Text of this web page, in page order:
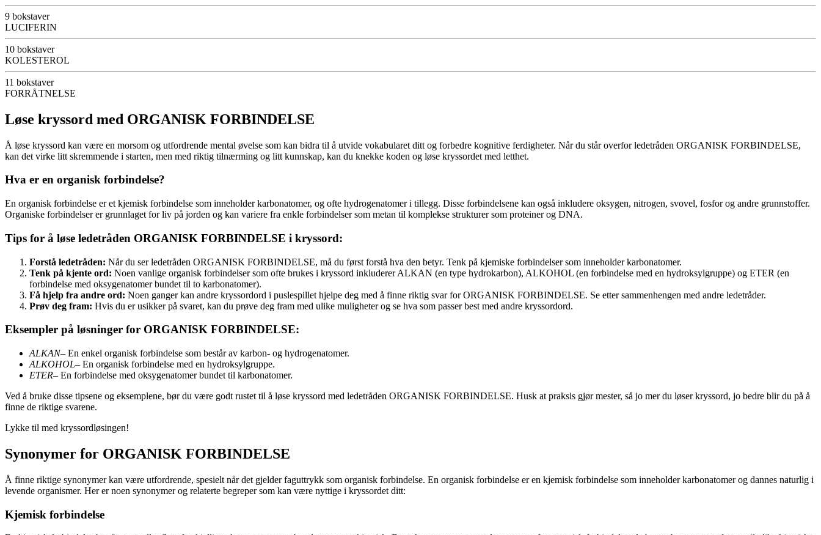
9 bokstaver
LUCIFERIN
10 bokstaver
KOLESTEROL
11 bokstaver
FORRÅTNELSE
Løse kryssord med ORGANISK FORBINDELSE
Å løse kryssord kan være en morsom og utfordrende mental øvelse som kan bidra til å utvide vokabularet ditt og forbedre kognitive ferdigheter. Når du står overfor ledetråden ORGANISK FORBINDELSE,
kan det virke litt skremmende i starten, men med riktig tilnærming og litt kunnskap, kan du knekke koden og løse kryssordet med letthet.
Hva er en organisk forbindelse?
En organisk forbindelse er et kjemisk forbindelse som inneholder karbonatomer, og ofte hydrogenatomer i tillegg. Disse forbindelsene kan også inkludere oksygen, nitrogen, svovel, fosfor og andre grunnstoffer.
Organiske forbindelser er grunnlaget for liv på jorden og kan variere fra enkle forbindelser som metan til komplekse strukturer som proteiner og DNA.
Tips for å løse ledetråden ORGANISK FORBINDELSE i kryssord:
Forstå ledetråden: Når du ser ledetråden ORGANISK FORBINDELSE, må du først forstå hva den betyr. Tenk på kjemiske forbindelser som inneholder karbonatomer.
Tenk på kjente ord: Noen vanlige organisk forbindelser som ofte brukes i kryssord inkluderer ALKAN (en type hydrokarbon), ALKOHOL (en forbindelse med en hydroksylgruppe) og ETER (en
forbindelse med oksygenatomer bundet til to karbonatomer).
Få hjelp fra andre ord: Noen ganger kan andre kryssordord i puslespillet hjelpe deg med å finne riktig svar for ORGANISK FORBINDELSE. Se etter sammenhengen med andre ledetråder.
Prøv deg fram: Hvis du er usikker på svaret, kan du prøve deg fram med ulike muligheter og se hva som passer best med andre kryssordord.
Eksempler på løsninger for ORGANISK FORBINDELSE:
ALKAN– En enkel organisk forbindelse som består av karbon- og hydrogenatomer.
ALKOHOL– En organisk forbindelse med en hydroksylgruppe.
ETER– En forbindelse med oksygenatomer bundet til karbonatomer.
Ved å bruke disse tipsene og eksemplene, bør du være godt rustet til å løse kryssord med ledetråden ORGANISK FORBINDELSE. Husk at praksis gjør mester, så jo mer du løser kryssord, jo bedre blir du på å
finne de riktige svarene.
Lykke til med kryssordløsingen!
Synonymer for ORGANISK FORBINDELSE
Å finne riktige synonymer kan være utfordrende, spesielt når det gjelder faguttrykk som organisk forbindelse. En organisk forbindelse er en kjemisk forbindelse som inneholder karbonatomer og dannes naturlig i
levende organismer. Her er noen synonymer og relaterte begreper som kan være nyttige i kryssordet ditt:
Kjemisk forbindelse